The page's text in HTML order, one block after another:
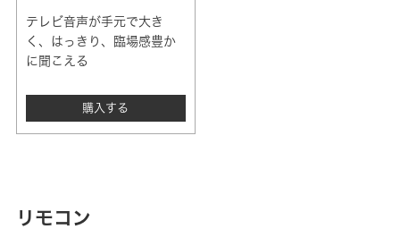
テレビ音声が手元で大き
く、はっきり、臨場感豊か
に聞こえる
購入する
リモコン